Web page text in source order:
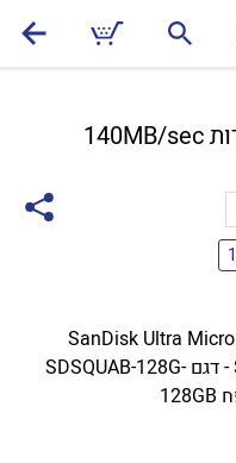
כרטיסי זכרון MicroSD במהירות 140MB/sec
כרטיס זכרון SanDisk Ultra Micro
SDXC UHS-I - דגם SDSQUAB-128G-